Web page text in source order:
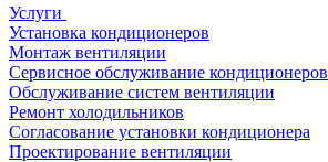
Услуги
Установка кондиционеров
Монтаж вентиляции
Сервисное обслуживание кондиционеров
Обслуживание систем вентиляции
Ремонт холодильников
Согласование установки кондиционера
Проектирование вентиляции